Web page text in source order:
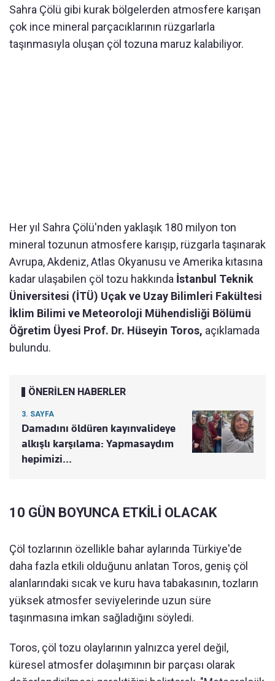
Sahra Çölü gibi kurak bölgelerden atmosfere karışan
çok ince mineral parçacıklarının rüzgarlarla
taşınmasıyla oluşan çöl tozuna maruz kalabiliyor.
Her yıl Sahra Çölü'nden yaklaşık 180 milyon ton
mineral tozunun atmosfere karışıp, rüzgarla taşınarak
Avrupa, Akdeniz, Atlas Okyanusu ve Amerika kıtasına
kadar ulaşabilen çöl tozu hakkında İstanbul Teknik
Üniversitesi (İTÜ) Uçak ve Uzay Bilimleri Fakültesi
İklim Bilimi ve Meteoroloji Mühendisliği Bölümü
Öğretim Üyesi Prof. Dr. Hüseyin Toros, açıklamada
bulundu.
ÖNERİLEN HABERLER
3. SAYFA
Damadını öldüren kayınvalideye
alkışlı karşılama: Yapmasaydım
hepimizi...
10 GÜN BOYUNCA ETKİLİ OLACAK
Çöl tozlarının özellikle bahar aylarında Türkiye'de
daha fazla etkili olduğunu anlatan Toros, geniş çöl
alanlarındaki sıcak ve kuru hava tabakasının, tozların
yüksek atmosfer seviyelerinde uzun süre
taşınmasına imkan sağladığını söyledi.
Toros, çöl tozu olaylarının yalnızca yerel değil,
küresel atmosfer dolaşımının bir parçası olarak